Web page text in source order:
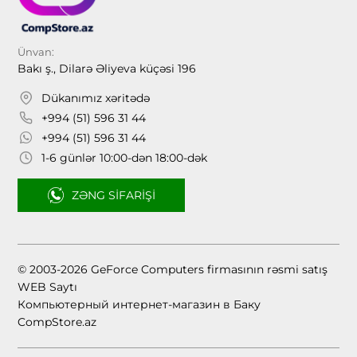
Ünvan:
Bakı ş., Dilarə Əliyeva küçəsi 196
Dükanımız xəritədə
+994 (51) 596 31 44
+994 (51) 596 31 44
1-6 günlər 10:00-dən 18:00-dək
ZƏNG SIFARIŞI
© 2003-2026 GeForce Computers firmasının rəsmi satış
WEB Saytı
Компьютерный интернет-магазин в Баку
CompStore.az